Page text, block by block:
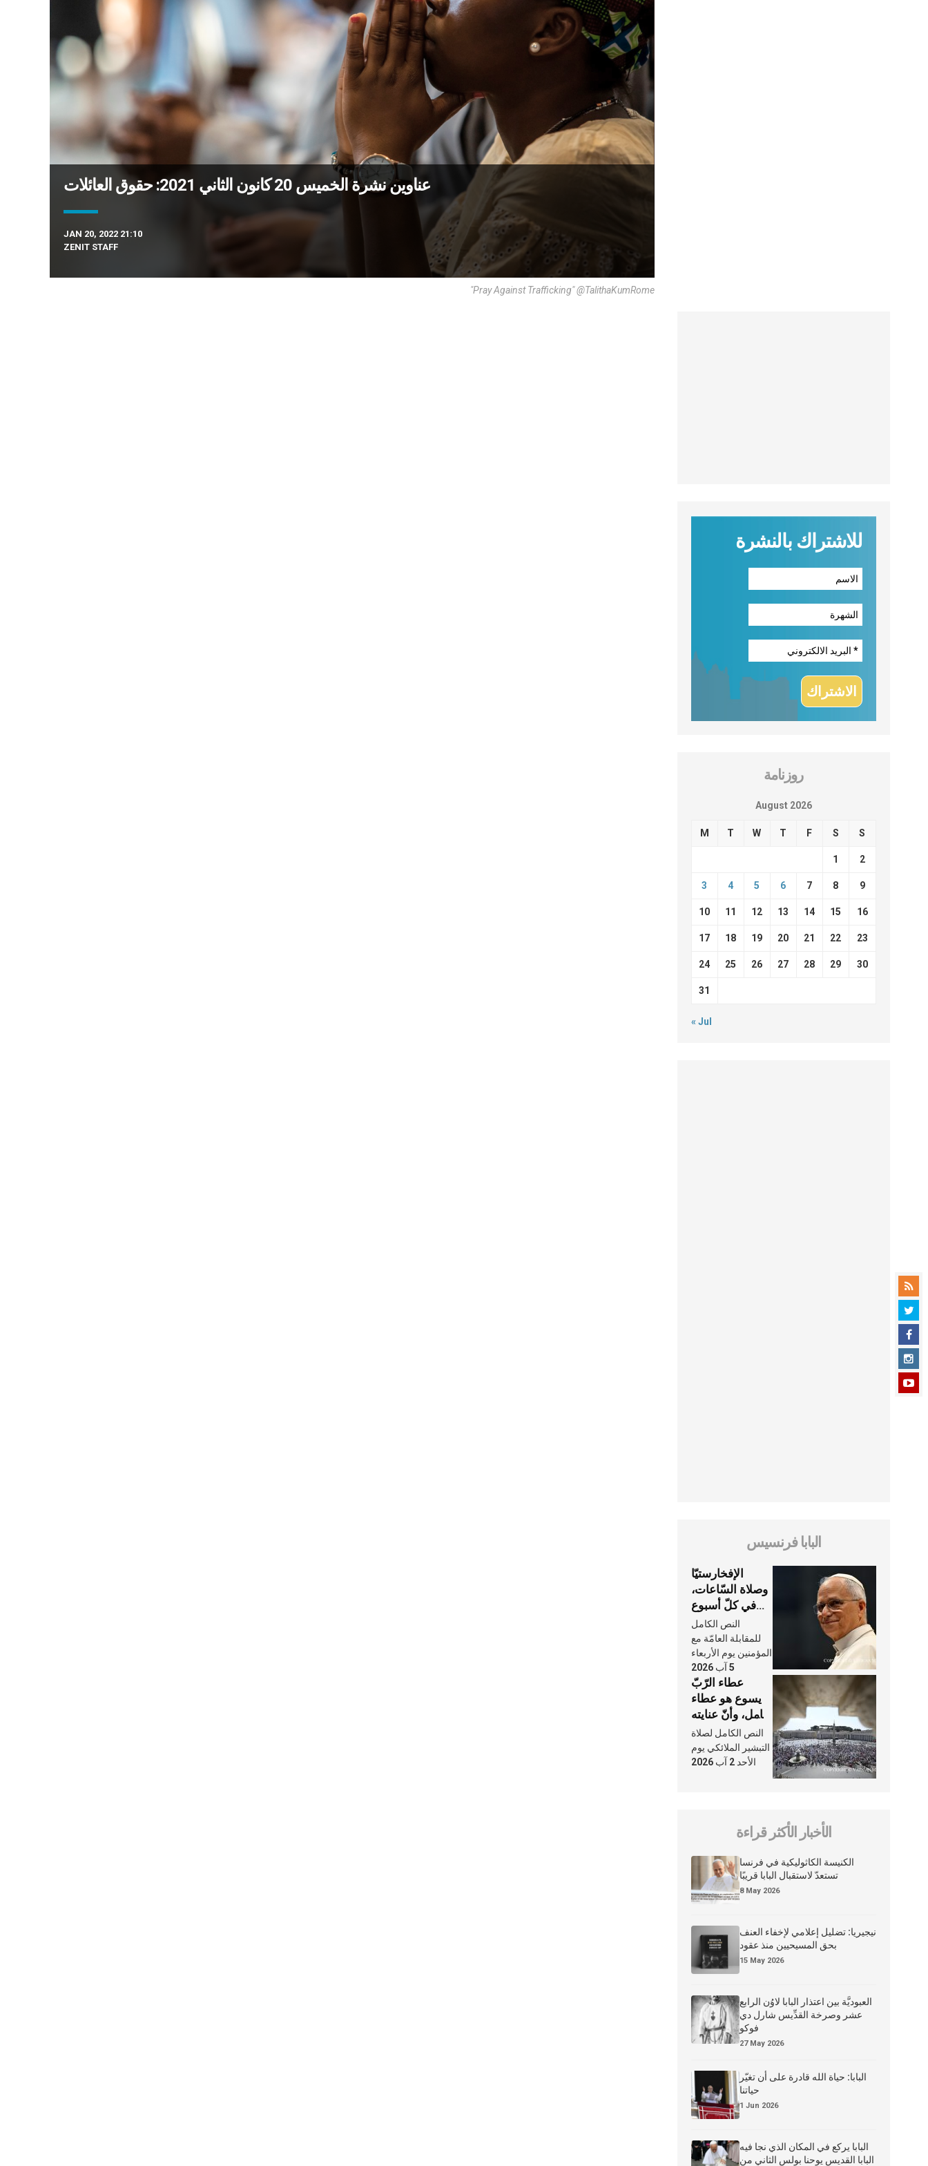
عناوين نشرة الخميس 20 كانون الثاني 2021: حقوق العائلات
JAN 20, 2022 21:10
ZENIT STAFF
"Pray Against Trafficking" @TalithaKumRome
للاشتراك بالنشرة
روزنامة
August 2026
M T W T F S S
1 2
3 4 5 6 7 8 9
10 11 12 13 14 15 16
17 18 19 20 21 22 23
24 25 26 27 28 29 30
31
« Jul
البابا فرنسيس
الإفخارستيّا
وصلاة السّاعات،
في كلّ أسبوع
وكلّ يوم، هما
النَّفَس في حياة
الكنيسة
النص الكامل
للمقابلة العامّة مع
المؤمنين يوم الأربعاء
5 آب 2026
عطاء الرّبّ
يسوع هو عطاء
شامل، وأنّ عنايته
بنا لا تغيب عنّا
أبدًا
النص الكامل لصلاة
التبشير الملائكي يوم
الأحد 2 آب 2026
الأخبار الأكثر قراءة
الكنيسة الكاثوليكية في فرنسا
تستعدّ لاستقبال البابا قريبًا
8 May 2026
نيجيريا: تضليل إعلامي لإخفاء العنف
بحق المسيحيين منذ عقود
15 May 2026
العبوديَّة بين اعتذار البابا لاوُن الرابع
عشر وصرخة القدِّيس شارل دي
فوكو
27 May 2026
البابا: حياة الله قادرة على أن تغيّر
حياتنا
1 Jun 2026
البابا يركع في المكان الذي نجا فيه
البابا القديس يوحنا بولس الثاني من